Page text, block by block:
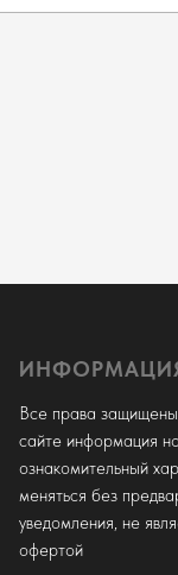
Все права
сайте информация
ознакомительный
меняться без
уведомления, не
офертой